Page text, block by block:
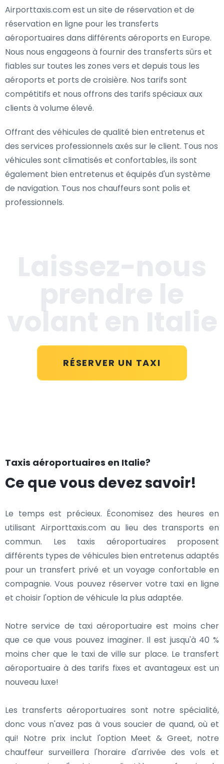
Airporttaxis.com est un site de réservation et de
réservation en ligne pour les transferts
aéroportuaires dans différents aéroports en Europe.
Nous nous engageons à fournir des transferts sûrs et
fiables sur toutes les zones vers et depuis tous les
aéroports et ports de croisière. Nos tarifs sont
compétitifs et nous offrons des tarifs spéciaux aux
clients à volume élevé.
Offrant des véhicules de qualité bien entretenus et
des services professionnels axés sur le client. Tous nos
véhicules sont climatisés et confortables, ils sont
également bien entretenus et équipés d'un système
de navigation. Tous nos chauffeurs sont polis et
professionnels.
volant en Italie
RÉSERVER UN TAXI
Taxis aéroportuaires en Italie?
Ce que vous devez savoir!
Le temps est précieux. Économisez des heures en
utilisant Airporttaxis.com au lieu des transports en
commun. Les taxis aéroportuaires proposent
différents types de véhicules bien entretenus adaptés
pour un transfert privé et un voyage confortable en
compagnie. Vous pouvez réserver votre taxi en ligne
et choisir l'option de véhicule la plus adaptée.
Notre service de taxi aéroportuaire est moins cher
que ce que vous pouvez imaginer. Il est jusqu'à 40 %
moins cher que le taxi de ville sur place. Le transfert
aéroportuaire à des tarifs fixes et avantageux est un
nouveau luxe!
Les transferts aéroportuaires sont notre spécialité,
donc vous n'avez pas à vous soucier de quand, où et
qui! Notre prix inclut l'option Meet & Greet, notre
chauffeur surveillera l'horaire d'arrivée des vols et